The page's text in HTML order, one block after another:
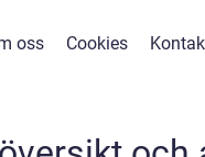
oss Cookies